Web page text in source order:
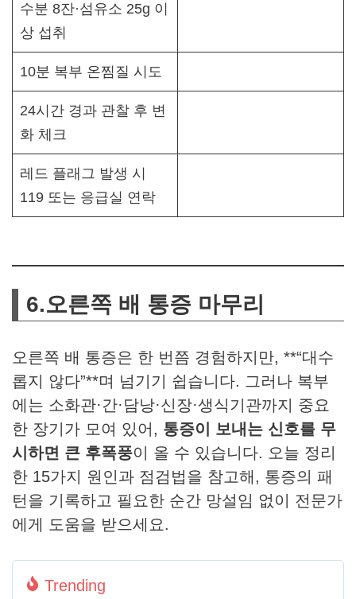
수분 8잔·섬유소 25g 이
상 섭취
10분 복부 온찜질 시도
24시간 경과 관찰 후 변
화 체크
레드 플래그 발생 시
119 또는 응급실 연락
6.오른쪽 배 통증 마무리
오른쪽 배 통증은 한 번쯤 경험하지만, **“대수
롭지 않다”**며 넘기기 쉽습니다. 그러나 복부
에는 소화관·간·담낭·신장·생식기관까지 중요
한 장기가 모여 있어, 통증이 보내는 신호를 무
시하면 큰 후폭풍이 올 수 있습니다. 오늘 정리
한 15가지 원인과 점검법을 참고해, 통증의 패
턴을 기록하고 필요한 순간 망설임 없이 전문가
에게 도움을 받으세요.
Trending